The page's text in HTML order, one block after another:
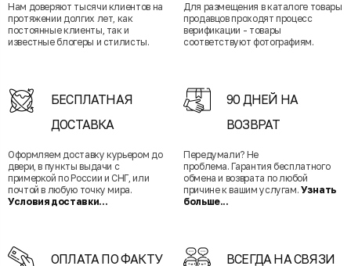
Нам доверяют тысячи клиентов на
протяжении долгих лет, как
постоянные клиенты, так и
известные блогеры и стилисты.
Для размещения в каталоге товары
продавцов проходят процесс
верификации - товары
соответствуют фотографиям.
БЕСПЛАТНАЯ
ДОСТАВКА
Оформляем доставку курьером до
двери, в пункты выдачи с
примеркой по России и СНГ, или
почтой в любую точку мира.
Условия доставки...
90 ДНЕЙ НА
ВОЗВРАТ
Передумали? Не
проблема. Гарантия бесплатного
обмена и возврата по любой
причине к вашим услугам. Узнать
больше...
ОПЛАТА ПО ФАКТУ ВСЕГДА НА СВЯЗИ